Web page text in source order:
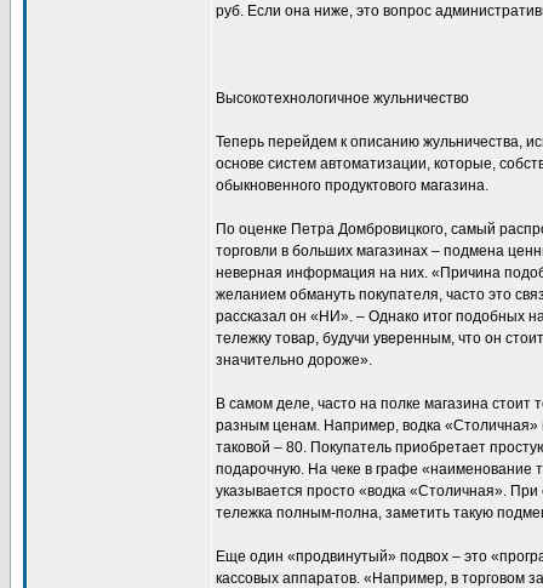
руб. Если она ниже, это вопрос
Высокотехнологичное жульничество
Теперь перейдем к описанию жульничества,
основе систем автоматизации, которые,
обыкновенного продуктового магазина.
По оценке Петра Домбровицкого, самый
торговли в больших магазинах – подмена
неверная информация на них. «Причина
желанием обмануть покупателя, часто это
рассказал он «НИ». – Однако итог подобных
тележку товар, будучи уверенным, что он
значительно дороже».
В самом деле, часто на полке магазина
разным ценам. Например, водка «Столичная»
таковой – 80. Покупатель приобретает
подарочную. На чеке в графе «наименование
указывается просто «водка «Столичная».
тележка полным-полна, заметить такую
Еще один «продвинутый» подвох – это
кассовых аппаратов. «Например, в торговом